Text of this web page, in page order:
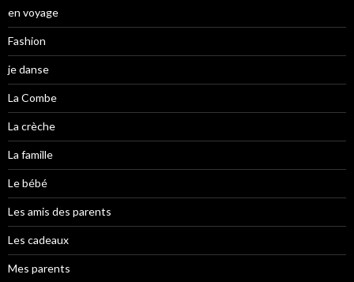
en voyage
Fashion
je danse
La Combe
La crèche
La famille
Le bébé
Les amis des parents
Les cadeaux
Mes parents